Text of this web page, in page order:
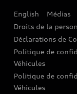
Audi connect
Assistance routière
Audi Care
Centres de
English Médias
Droits de la
Déclarations de
Politique de
Véhicules
Politique de
Véhicules